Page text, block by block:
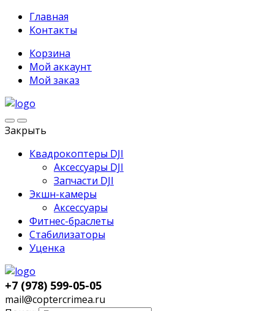
Главная
Контакты
Корзина
Мой аккаунт
Мой заказ
Закрыть
Квадрокоптеры DJI
Аксессуары DJI
Запчасти DJI
Экшн-камеры
Аксессуары
Фитнес-браслеты
Стабилизаторы
Уценка
+7 (978) 599-05-05
mail@coptercrimea.ru